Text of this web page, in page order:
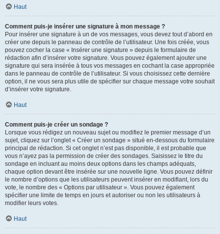
Haut
Comment puis-je insérer une signature à mon message ?
Pour insérer une signature à un de vos messages, vous devez tout d’abord en
créer une depuis le panneau de contrôle de l’utilisateur. Une fois créée, vous
pouvez cocher la case « Insérer une signature » depuis le formulaire de
rédaction afin d’insérer votre signature. Vous pouvez également ajouter une
signature qui sera insérée à tous vos messages en cochant la case appropriée
dans le panneau de contrôle de l’utilisateur. Si vous choisissez cette dernière
option, il ne vous sera plus utile de spécifier sur chaque message votre souhait
d’insérer votre signature.
Haut
Comment puis-je créer un sondage ?
Lorsque vous rédigez un nouveau sujet ou modifiez le premier message d’un
sujet, cliquez sur l’onglet « Créer un sondage » situé en-dessous du formulaire
principal de rédaction. Si cet onglet n’est pas disponible, il est probable que
vous n’ayez pas la permission de créer des sondages. Saisissez le titre du
sondage en incluant au moins deux options dans les champs adéquats,
chaque option devant être insérée sur une nouvelle ligne. Vous pouvez définir
le nombre d’options que les utilisateurs peuvent insérer en modifiant, lors du
vote, le nombre des « Options par utilisateur ». Vous pouvez également
spécifier une limite de temps en jours et autoriser ou non les utilisateurs à
modifier leurs votes.
Haut